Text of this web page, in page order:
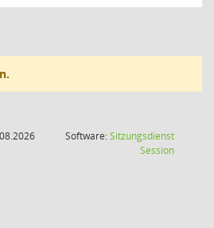
Software:Sitzungsdienst
Session(Wird in